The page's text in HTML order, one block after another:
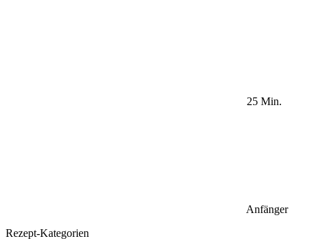
25 Min.
Anfänger
Rezept-Kategorien